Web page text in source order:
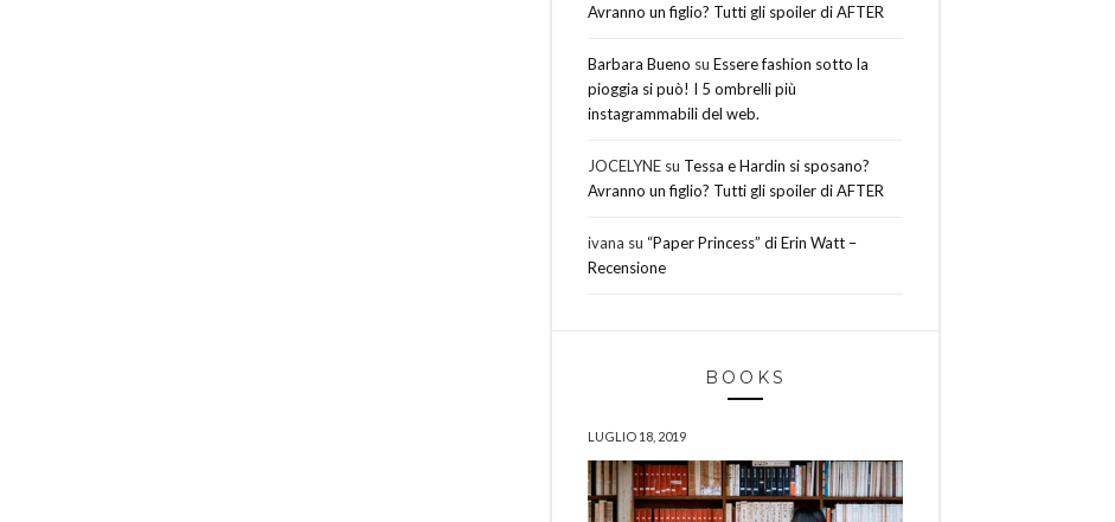
Avranno un figlio? Tutti gli spoiler di AFTER
Barbara Bueno su Essere fashion sotto la
pioggia si può! I 5 ombrelli più
instagrammabili del web.
JOCELYNE su Tessa e Hardin si sposano?
Avranno un figlio? Tutti gli spoiler di AFTER
ivana su “Paper Princess” di Erin Watt –
Recensione
BOOKS
LUGLIO 18, 2019